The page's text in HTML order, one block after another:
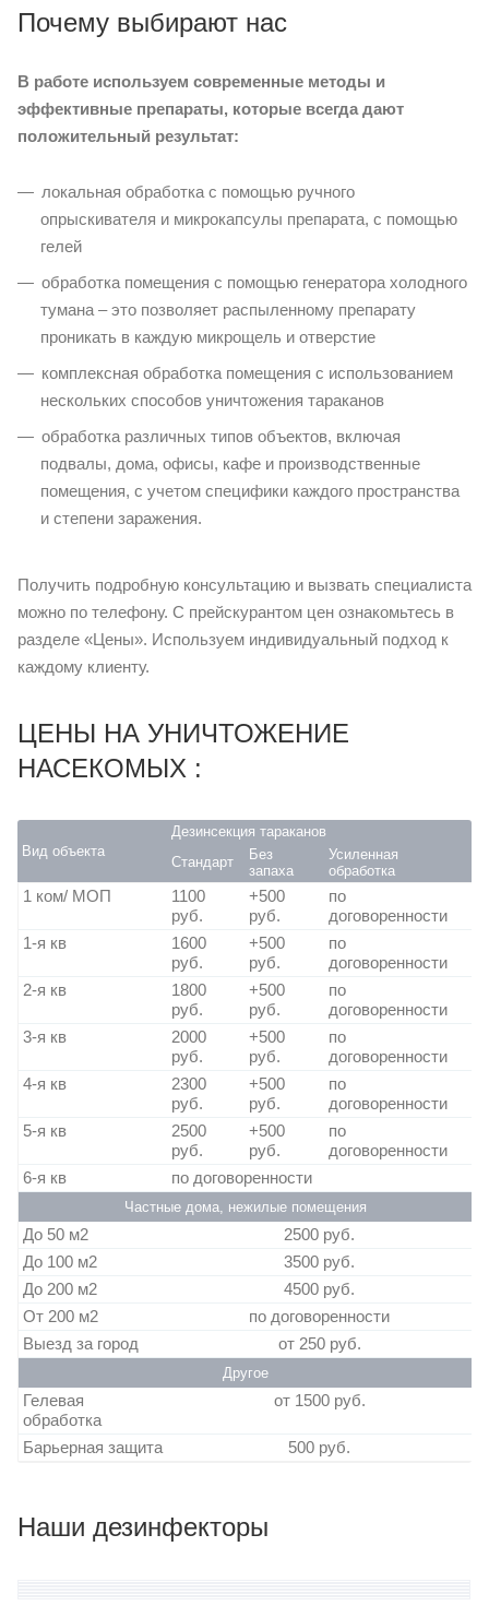
Почему выбирают нас
В работе используем современные методы и
эффективные препараты, которые всегда дают
положительный результат:
локальная обработка с помощью ручного
опрыскивателя и микрокапсулы препарата, с помощью
гелей
обработка помещения с помощью генератора холодного
тумана – это позволяет распыленному препарату
проникать в каждую микрощель и отверстие
комплексная обработка помещения с использованием
нескольких способов уничтожения тараканов
обработка различных типов объектов, включая
подвалы, дома, офисы, кафе и производственные
помещения, с учетом специфики каждого пространства
и степени заражения.
Получить подробную консультацию и вызвать специалиста
можно по телефону. С прейскурантом цен ознакомьтесь в
разделе «Цены». Используем индивидуальный подход к
каждому клиенту.
ЦЕНЫ НА УНИЧТОЖЕНИЕ
НАСЕКОМЫХ :
Вид объекта
Дезинсекция тараканов
Стандарт
Без
запаха
Усиленная
обработка
1 ком/ МОП
1100
руб.
+500
руб.
по
договоренности
1-я кв
1600
руб.
+500
руб.
по
договоренности
2-я кв
1800
руб.
+500
руб.
по
договоренности
3-я кв
2000
руб.
+500
руб.
по
договоренности
4-я кв
2300
руб.
+500
руб.
по
договоренности
5-я кв
2500
руб.
+500
руб.
по
договоренности
6-я кв
по договоренности
Частные дома, нежилые помещения
До 50 м2
2500 руб.
До 100 м2
3500 руб.
До 200 м2
4500 руб.
От 200 м2
по договоренности
Выезд за город
от 250 руб.
Другое
Гелевая
обработка
от 1500 руб.
Барьерная защита 500 руб.
Наши дезинфекторы